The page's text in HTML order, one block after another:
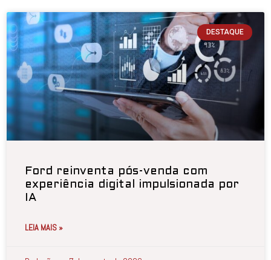
DESTAQUE
Ford reinventa pós-venda com
experiência digital impulsionada por
IA
LEIA MAIS »